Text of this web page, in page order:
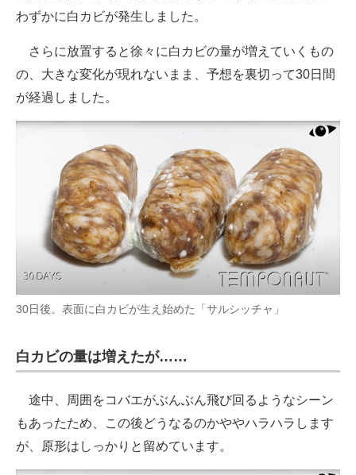
わずかに白カビが発生しました。
さらに放置すると徐々に白カビの量が増えていくもの
の、大きな変化が現れないまま、予想を裏切って30日間
が経過しました。
30日後。表面に白カビが生え始めた「サルシッチャ」
白カビの量は増えたが……
途中、周囲をコバエがぶんぶん飛び回るようなシーン
もあったため、この後どうなるのかややハラハラします
が、原形はしっかりと留めています。